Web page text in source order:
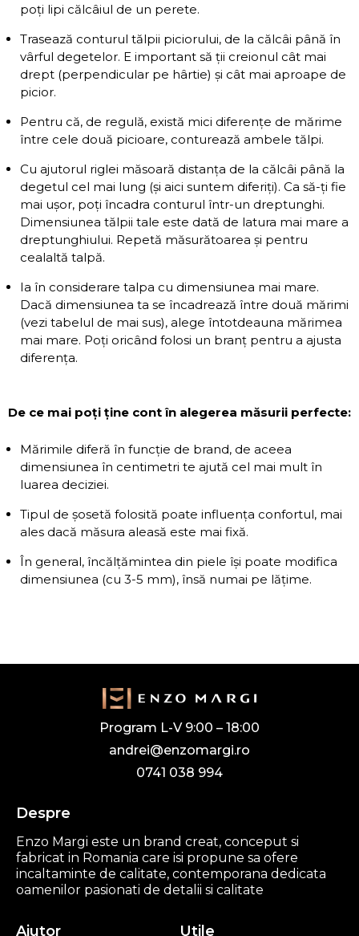
poți lipi călcâiul de un perete.
Trasează conturul tălpii piciorului, de la călcâi până în
vârful degetelor. E important să ții creionul cât mai
drept (perpendicular pe hârtie) și cât mai aproape de
picior.
Pentru că, de regulă, există mici diferențe de mărime
între cele două picioare, conturează ambele tălpi.
Cu ajutorul riglei măsoară distanța de la călcâi până la
degetul cel mai lung (și aici suntem diferiți). Ca să-ți fie
mai ușor, poți încadra conturul într-un dreptunghi.
Dimensiunea tălpii tale este dată de latura mai mare a
dreptunghiului. Repetă măsurătoarea și pentru
cealaltă talpă.
Ia în considerare talpa cu dimensiunea mai mare.
Dacă dimensiunea ta se încadrează între două mărimi
(vezi tabelul de mai sus), alege întotdeauna mărimea
mai mare. Poți oricând folosi un branț pentru a ajusta
diferența.
De ce mai poți ține cont în alegerea măsurii perfecte:
Mărimile diferă în funcție de brand, de aceea
dimensiunea în centimetri te ajută cel mai mult în
luarea deciziei.
Tipul de șosetă folosită poate influența confortul, mai
ales dacă măsura aleasă este mai fixă.
În general, încălțămintea din piele își poate modifica
dimensiunea (cu 3-5 mm), însă numai pe lățime.
Program L-V 9:00 – 18:00
andrei@enzomargi.ro
0741 038 994
Despre
Enzo Margi este un brand creat, conceput si
fabricat in Romania care isi propune sa ofere
incaltaminte de calitate, contemporana dedicata
oamenilor pasionati de detalii si calitate
Ajutor Utile